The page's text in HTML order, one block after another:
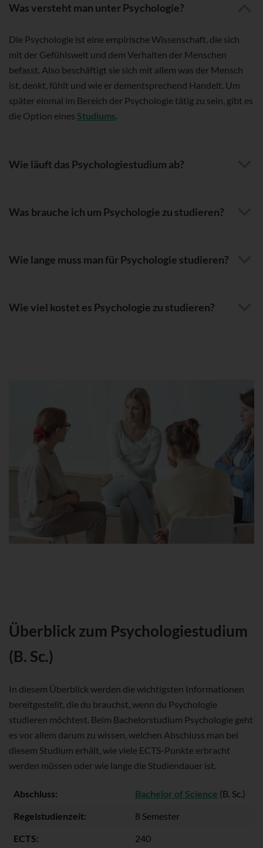
Was versteht man unter Psychologie?
Die Psychologie ist eine empirische Wissenschaft, die sich
mit der Gefühlswelt und dem Verhalten der Menschen
befasst. Also beschäftigt sie sich mit allem was der Mensch
ist, denkt, fühlt und wie er dementsprechend Handelt. Um
später einmal im Bereich der Psychologie tätig zu sein, gibt es
die Option eines Studiums.
Wie läuft das Psychologiestudium ab?
Was brauche ich um Psychologie zu studieren?
Wie lange muss man für Psychologie studieren?
Wie viel kostet es Psychologie zu studieren?
Überblick zum Psychologiestudium
(B. Sc.)
In diesem Überblick werden die wichtigsten Informationen
bereitgestellt, die du brauchst, wenn du Psychologie
studieren möchtest. Beim Bachelorstudium Psychologie geht
es vor allem darum zu wissen, welchen Abschluss man bei
diesem Studium erhält, wie viele ECTS-Punkte erbracht
werden müssen oder wie lange die Studiendauer ist.
Abschluss: Bachelor of Science (B. Sc.)
Regelstudienzeit:
8 Semester
ECTS:
240